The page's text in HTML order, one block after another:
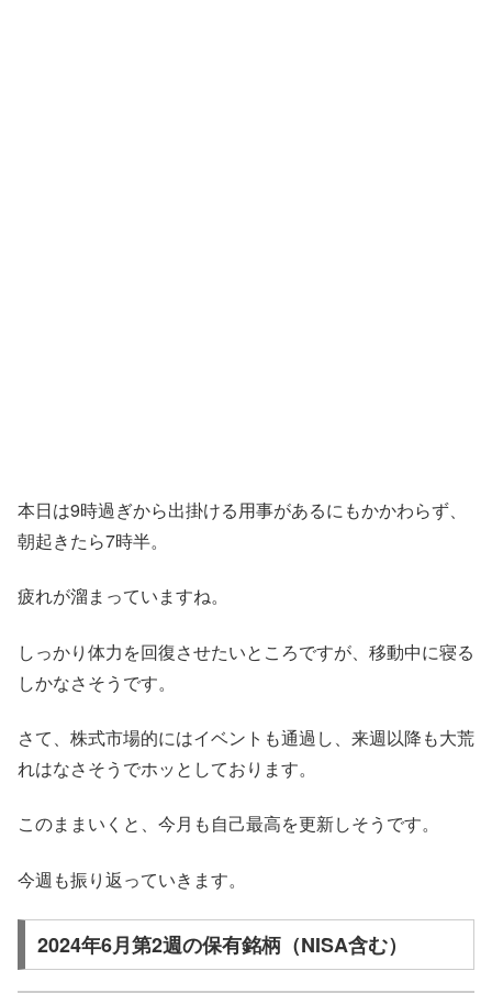
本日は9時過ぎから出掛ける用事があるにもかかわらず、
朝起きたら7時半。
疲れが溜まっていますね。
しっかり体力を回復させたいところですが、移動中に寝る
しかなさそうです。
さて、株式市場的にはイベントも通過し、来週以降も大荒
れはなさそうでホッとしております。
このままいくと、今月も自己最高を更新しそうです。
今週も振り返っていきます。
2024年6月第2週の保有銘柄（NISA含む）